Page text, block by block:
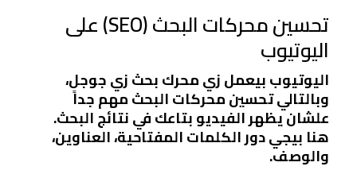
تحسين محركات البحث (SEO) على
اليوتيوب
اليوتيوب بيعمل زي محرك بحث زي جوجل،
وبالتالي تحسين محركات البحث مهم جداً
علشان يظهر الفيديو بتاعك في نتائج البحث.
هنا بيجي دور الكلمات المفتاحية، العناوين،
والوصف.